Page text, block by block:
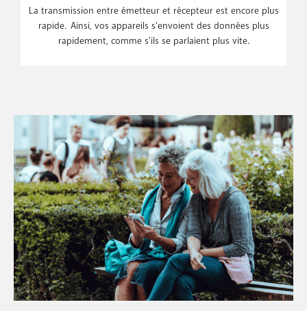
La transmission entre émetteur et récepteur est encore plus
rapide. Ainsi, vos appareils s'envoient des données plus
rapidement, comme s'ils se parlaient plus vite.